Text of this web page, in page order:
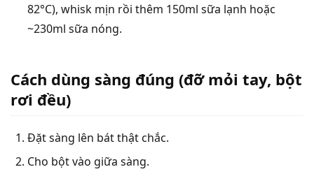
82°C), whisk mịn rồi thêm 150ml sữa lạnh hoặc
~230ml sữa nóng.
Cách dùng sàng đúng (đỡ mỏi tay, bột
rơi đều)
Đặt sàng lên bát thật chắc.
Cho bột vào giữa sàng.